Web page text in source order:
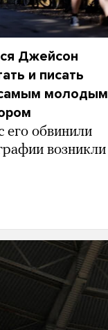
Джейсон
и писать
самым молодым
его обвинили
возникли